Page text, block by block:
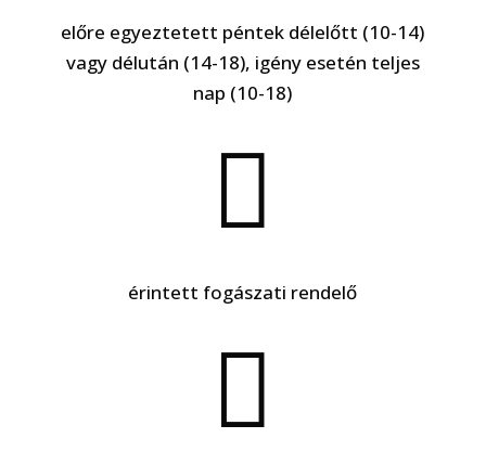
előre egyeztetett péntek délelőtt (10-14)
vagy délután (14-18), igény esetén teljes
nap (10-18)

érintett fogászati rendelő
